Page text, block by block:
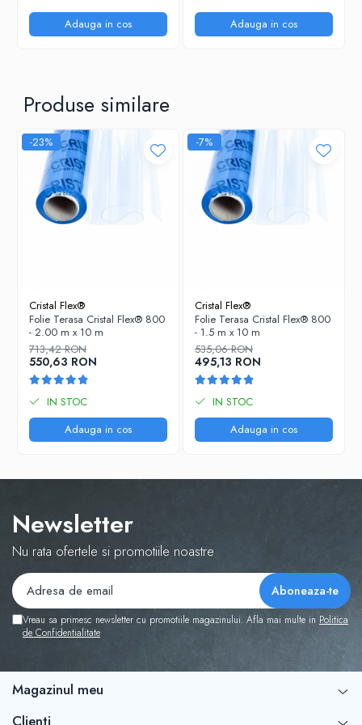
Adauga in cos
Adauga in cos
Produse similare
-23%
Cristal Flex®
Folie Terasa Cristal Flex® 800
- 2.00 m x 10 m
713,42 RON
550,63 RON
IN STOC
Adauga in cos
-7%
Cristal Flex®
Folie Terasa Cristal Flex® 800
- 1.5 m x 10 m
535,06 RON
495,13 RON
IN STOC
Adauga in cos
Newsletter
Nu rata ofertele si promotiile noastre
Vreau sa primesc newsletter cu promotiile magazinului. Afla mai multe in Politica
de Confidentialitate
Magazinul meu
Clienti